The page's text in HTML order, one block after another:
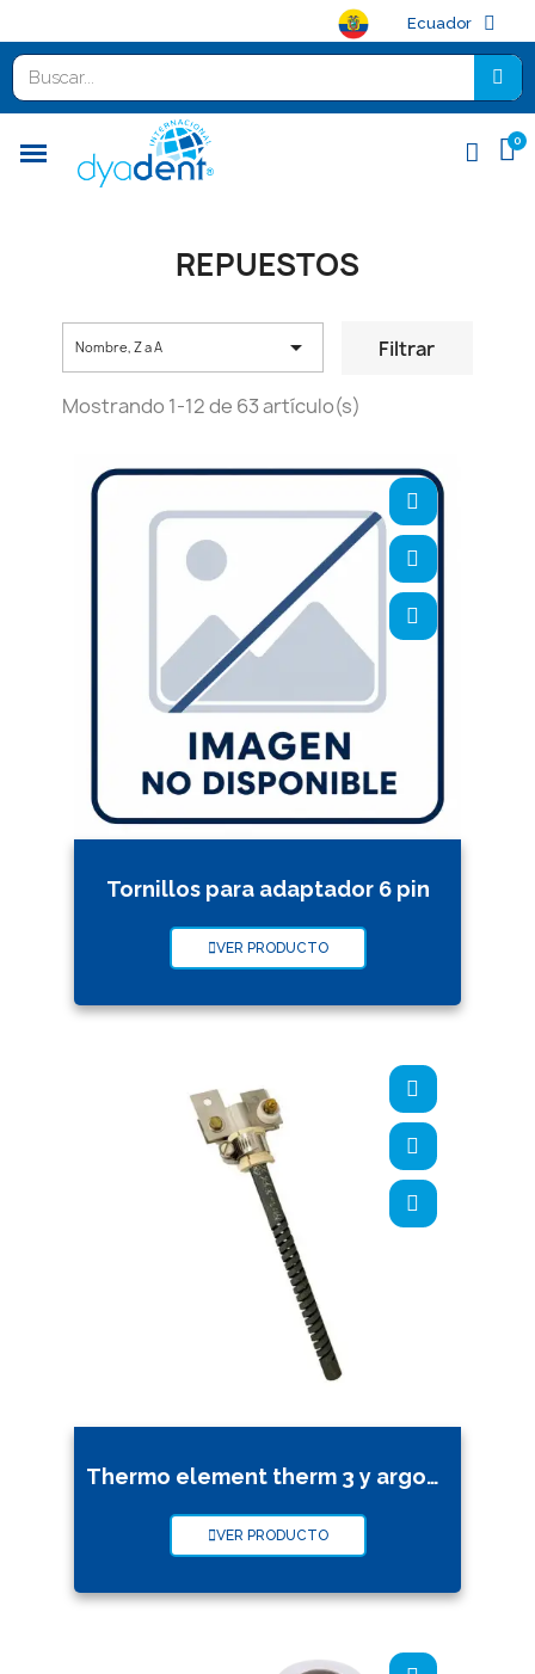
Ecuador
REPUESTOS
Nombre, Z a A  Filtrar
Mostrando 1-12 de 63 artículo(s)
Tornillos para adaptador 6 pin
VER PRODUCTO
Thermo element therm 3 y argotherm 2 (niquelina)
VER PRODUCTO